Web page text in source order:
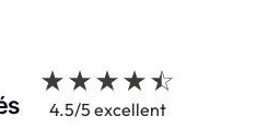
4.5/5 excellent